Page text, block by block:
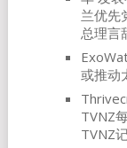
兰优先
总理言
或推动
TVNZ
TVNZ